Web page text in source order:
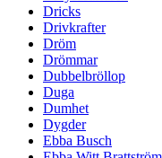
Dricks
Drivkrafter
Dröm
Drömmar
Dubbelbröllop
Duga
Dumhet
Dygder
Ebba Busch